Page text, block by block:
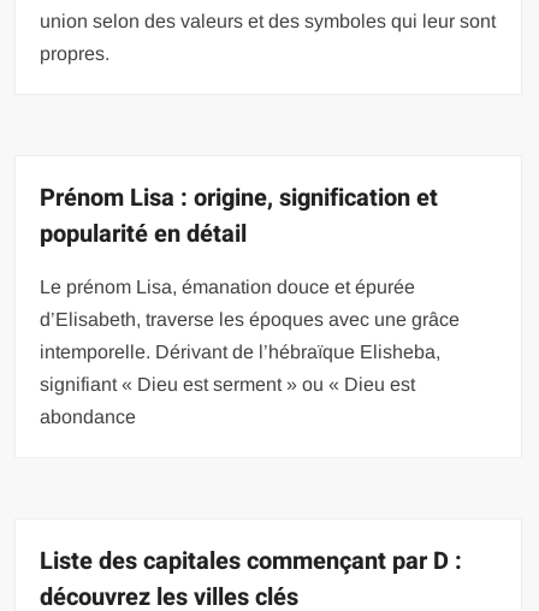
union selon des valeurs et des symboles qui leur sont
propres.
Prénom Lisa : origine, signification et
popularité en détail
Le prénom Lisa, émanation douce et épurée
d’Elisabeth, traverse les époques avec une grâce
intemporelle. Dérivant de l’hébraïque Elisheba,
signifiant « Dieu est serment » ou « Dieu est
abondance
Liste des capitales commençant par D :
découvrez les villes clés